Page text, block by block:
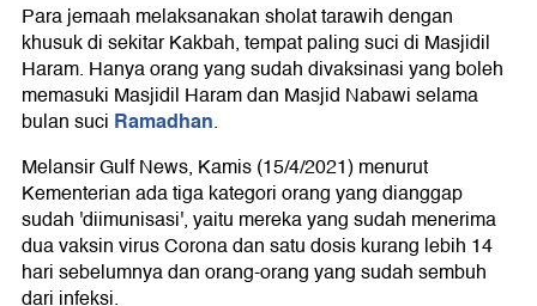
Para jemaah melaksanakan sholat tarawih dengan
khusuk di sekitar Kakbah, tempat paling suci di Masjidil
Haram. Hanya orang yang sudah divaksinasi yang boleh
memasuki Masjidil Haram dan Masjid Nabawi selama
bulan suci Ramadhan.
Melansir Gulf News, Kamis (15/4/2021) menurut
Kementerian ada tiga kategori orang yang dianggap
sudah 'diimunisasi', yaitu mereka yang sudah menerima
dua vaksin virus Corona dan satu dosis kurang lebih 14
hari sebelumnya dan orang-orang yang sudah sembuh
dari infeksi.